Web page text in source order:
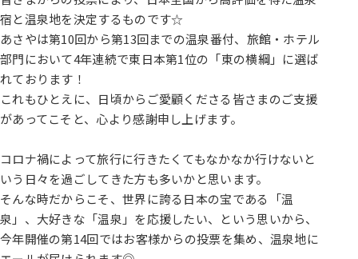
宿と温泉地を決定するものです☆
あさやは第10回から第13回までの温泉番付、旅館・ホテル
部門において4年連続で東日本第1位の「東の横綱」に選ば
れております！
これもひとえに、日頃からご愛顧くださる皆さまのご支援
があってこそと、心より感謝申し上げます。
コロナ禍によって旅行に行きたくてもなかなか行けないと
いう日々を過ごしてきた方も多いかと思います。
そんな時だからこそ、世界に誇る日本の宝である「温
泉」、大好きな「温泉」を応援したい、という思いから、
今年開催の第14回ではお客様からの投票を集め、温泉地に